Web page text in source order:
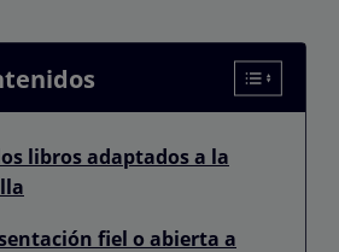
libros adaptados a la
fiel o abierta a